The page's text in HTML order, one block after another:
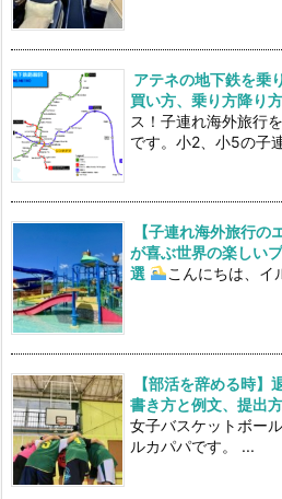
アテネの地下鉄を乗
買い方、乗り方降り方
ス！子連れ海外旅行
です。小2、小5の子
【子連れ海外旅行
が喜ぶ世界の楽しい
選
こんにちは、イ
【部活を辞める時
書き方と例文、提出
女子バスケットボー
ルカパパです。 ...